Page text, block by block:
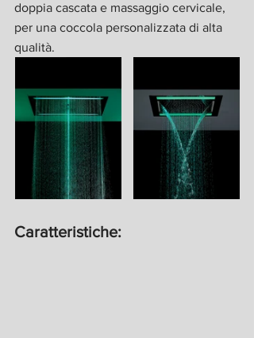
doppia cascata e massaggio cervicale,
per una coccola personalizzata di alta
qualità.
Caratteristiche: